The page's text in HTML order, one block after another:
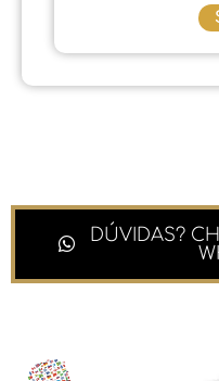
DÚVIDAS?